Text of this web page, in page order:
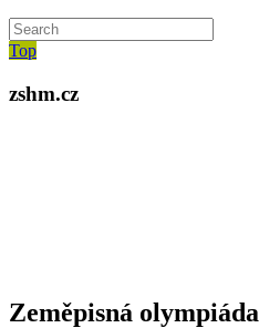
Top
zshm.cz
Zeměpisná olympiáda